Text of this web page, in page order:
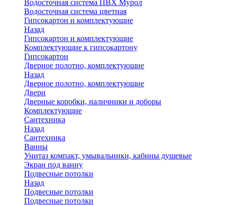
Водосточная система ПВХ Мурол
Водосточная система цветная
Гипсокартон и комплектующие
Назад
Гипсокартон и комплектующие
Комплектующие к гипсокартону
Гипсокартон
Дверное полотно, комплектующие
Назад
Дверное полотно, комплектующие
Двери
Дверные коробки, наличники и доборы
Комплектующие
Сантехника
Назад
Сантехника
Ванны
Унитаз компакт, умывальники, кабины душевые
Экран под ванну
Подвесные потолки
Назад
Подвесные потолки
Подвесные потолки